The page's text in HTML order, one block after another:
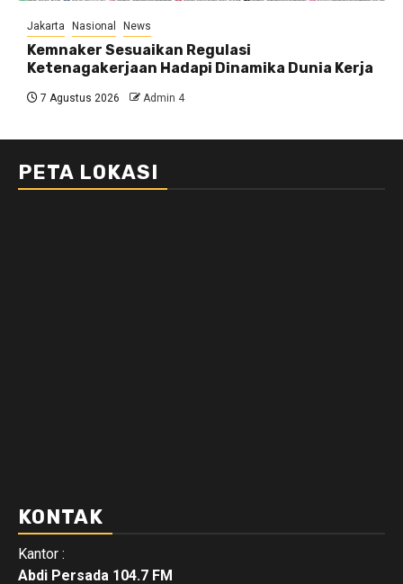
Jakarta Nasional News
Kemnaker Sesuaikan Regulasi
Ketenagakerjaan Hadapi Dinamika Dunia Kerja
7 Agustus 2026 Admin 4
PETA LOKASI
KONTAK
Kantor :
Abdi Persada 104.7 FM